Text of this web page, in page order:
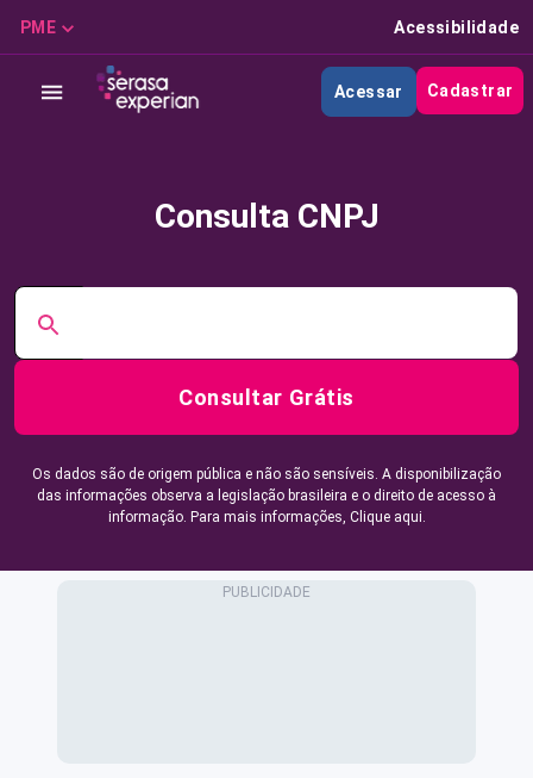
PME Acessibilidade
Acessar Cadastrar
Consulta CNPJ
Consultar Grátis
Os dados são de origem pública e não são sensíveis. A disponibilização
das informações observa a legislação brasileira e o direito de acesso à
informação. Para mais informações, Clique aqui.